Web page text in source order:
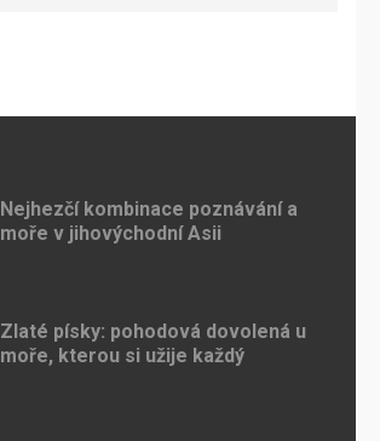
Nejhezčí kombinace poznávání a
moře v jihovýchodní Asii
Zlaté písky: pohodová dovolená u
moře, kterou si užije každý